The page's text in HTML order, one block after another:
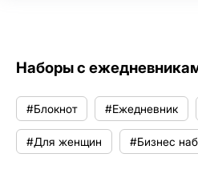
Наборы с
#Блокнот #Ежедневник
#Для женщин #Бизнес